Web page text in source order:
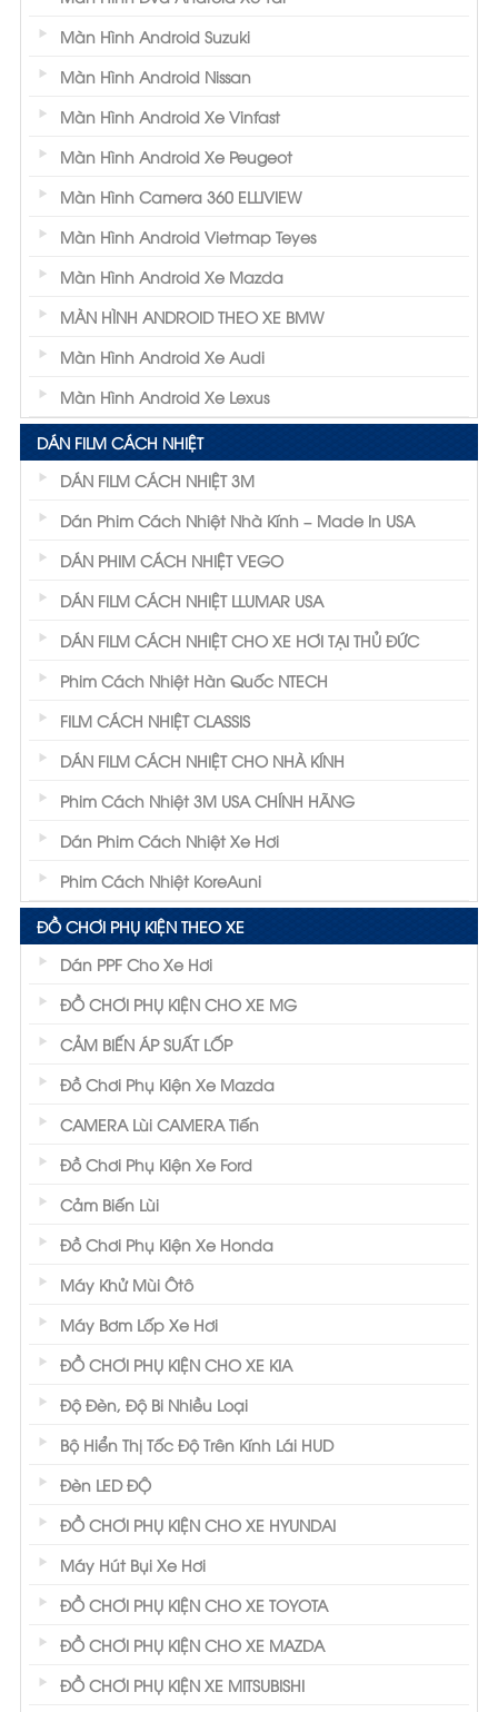
Màn Hình Android Suzuki
Màn Hình Android Nissan
Màn Hình Android Xe Vinfast
Màn Hình Android Xe Peugeot
Màn Hình Camera 360 ELLIVIEW
Màn Hình Android Vietmap Teyes
Màn Hình Android Xe Mazda
MÀN HÌNH ANDROID THEO XE BMW
Màn Hình Android Xe Audi
Màn Hình Android Xe Lexus
DÁN FILM CÁCH NHIỆT
DÁN FILM CÁCH NHIỆT 3M
Dán Phim Cách Nhiệt Nhà Kính – Made In USA
DÁN PHIM CÁCH NHIỆT VEGO
DÁN FILM CÁCH NHIỆT LLUMAR USA
DÁN FILM CÁCH NHIỆT CHO XE HƠI TẠI THỦ ĐỨC
Phim Cách Nhiệt Hàn Quốc NTECH
FILM CÁCH NHIỆT CLASSIS
DÁN FILM CÁCH NHIỆT CHO NHÀ KÍNH
Phim Cách Nhiệt 3M USA CHÍNH HÃNG
Dán Phim Cách Nhiệt Xe Hơi
Phim Cách Nhiệt KoreAuni
ĐỒ CHƠI PHỤ KIỆN THEO XE
Dán PPF Cho Xe Hơi
ĐỒ CHƠI PHỤ KIỆN CHO XE MG
CẢM BIẾN ÁP SUẤT LỐP
Đồ Chơi Phụ Kiện Xe Mazda
CAMERA Lùi CAMERA Tiến
Đồ Chơi Phụ Kiện Xe Ford
Cảm Biến Lùi
Đồ Chơi Phụ Kiện Xe Honda
Máy Khử Mùi Ôtô
Máy Bơm Lốp Xe Hơi
ĐỒ CHƠI PHỤ KIỆN CHO XE KIA
Độ Đèn, Độ Bi Nhiều Loại
Bộ Hiển Thị Tốc Độ Trên Kính Lái HUD
Đèn LED ĐỘ
ĐỒ CHƠI PHỤ KIỆN CHO XE HYUNDAI
Máy Hút Bụi Xe Hơi
ĐỒ CHƠI PHỤ KIỆN CHO XE TOYOTA
ĐỒ CHƠI PHỤ KIỆN CHO XE MAZDA
ĐỒ CHƠI PHỤ KIỆN XE MITSUBISHI